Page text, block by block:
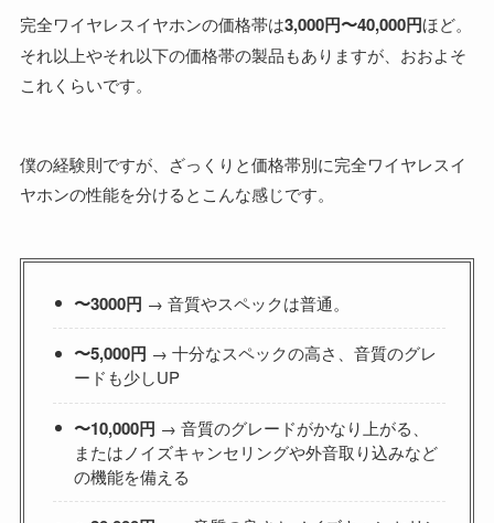
完全ワイヤレスイヤホンの価格帯は3,000円〜40,000円ほど。
それ以上やそれ以下の価格帯の製品もありますが、おおよそ
これくらいです。
僕の経験則ですが、ざっくりと価格帯別に完全ワイヤレスイ
ヤホンの性能を分けるとこんな感じです。
〜3000円 → 音質やスペックは普通。
〜5,000円 → 十分なスペックの高さ、音質のグレ
ードも少しUP
〜10,000円 → 音質のグレードがかなり上がる、
またはノイズキャンセリングや外音取り込みなど
の機能を備える